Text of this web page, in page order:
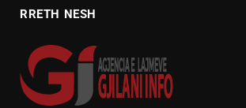
RRETH NESH